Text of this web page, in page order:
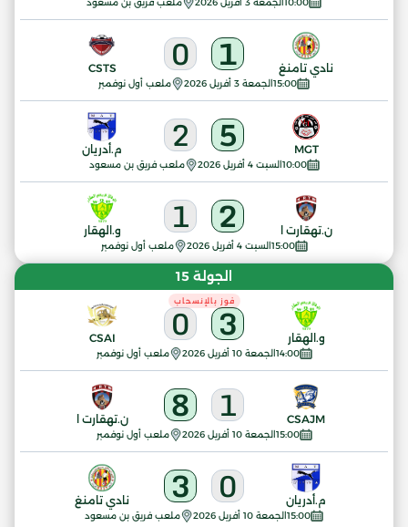
15:00الجمعة 3 أفريل 2026 ملعب أول نوفمبر
نادي تامنغ 1
0
CSTS
10:00السبت 4 أفريل 2026 ملعب فريق بن مسعود
MGT
5
2 م.أدريان
15:00السبت 4 أفريل 2026 ملعب أول نوفمبر
ن.تهقارت ا 2
1 و.الهقار
الجولة 15
14:00الجمعة 10 أفريل 2026 ملعب أول نوفمبر
و.الهقار 3
0
فوز بالإنسحاب
CSAI
15:00الجمعة 10 أفريل 2026 ملعب أول نوفمبر
CSAJM
1
8 ن.تهقارت ا
15:00الجمعة 10 أفريل 2026 ملعب فريق بن مسعود
م.أدريان 0
3 نادي تامنغ